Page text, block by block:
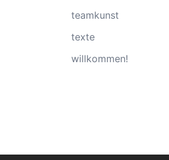
teamkunst
texte
willkommen!